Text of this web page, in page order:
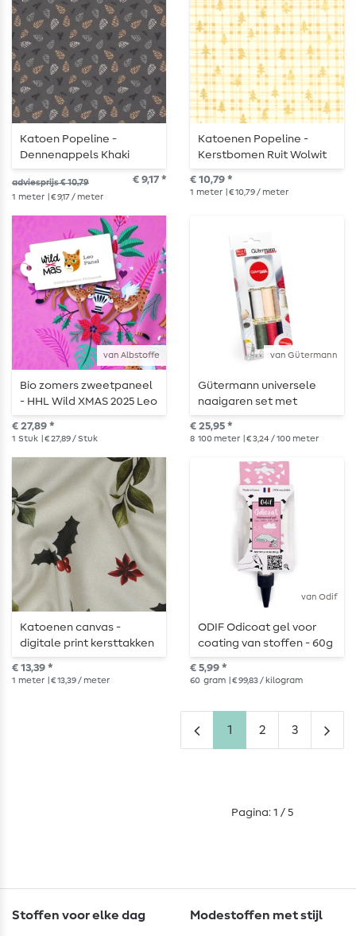
Katoen Popeline -
Dennenappels Khaki
Brons
adviesprijs € 10,79 € 9,17 *
1 meter | € 9,17 / meter
Katoenen Popeline -
Kerstbomen Ruit Wolwit
Goud
€ 10,79 *
1 meter | € 10,79 / meter
van Albstoffe
Bio zomers zweetpaneel
- HHL Wild XMAS 2025 Leo
Pink
€ 27,89 *
1 Stuk | € 27,89 / Stuk
van Gütermann
Gütermann universele
naaigaren set met
rolmaat
€ 25,95 *
8 100 meter | € 3,24 / 100 meter
Katoenen canvas -
digitale print kersttakken
wit multicolor
€ 13,39 *
1 meter | € 13,39 / meter
van Odif
ODIF Odicoat gel voor
coating van stoffen - 60g
€ 5,99 *
60 gram | € 99,83 / kilogram
1 2 3
Pagina: 1 / 5
Stoffen voor elke dag Modestoffen met stijl